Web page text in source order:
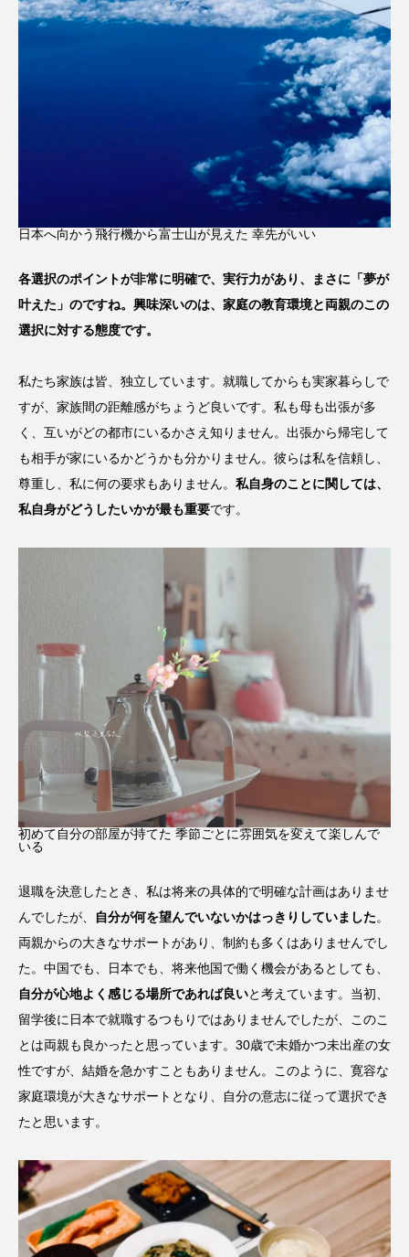
日本へ向かう飛行機から富士山が見えた 幸先がいい
各選択のポイントが非常に明確で、実行力があり、まさに「夢が
叶えた」のですね。興味深いのは、家庭の教育環境と両親のこの
選択に対する態度です。
私たち家族は皆、独立しています。就職してからも実家暮らしで
すが、家族間の距離感がちょうど良いです。私も母も出張が多
く、互いがどの都市にいるかさえ知りません。出張から帰宅して
も相手が家にいるかどうかも分かりません。彼らは私を信頼し、
尊重し、私に何の要求もありません。 私自身のことに関しては、
私自身がどうしたいかが最も重要です。
初めて自分の部屋が持てた 季節ごとに雰囲気を変えて楽しんで
いる
退職を決意したとき、私は将来の具体的で明確な計画はありませ
んでしたが、
自分が何を望んでいないかはっきりしていました。
両親からの大きなサポートがあり、制約も多くはありませんでし
た。中国でも、日本でも、将来他国で働く機会があるとしても、
自分が心地よく感じる場所であれば良いと考えています。当初、
留学後に日本で就職するつもりではありませんでしたが、このこ
とは両親も良かったと思っています。30歳で未婚かつ未出産の女
性ですが、結婚を急かすこともありません。このように、寛容な
家庭環境が大きなサポートとなり、自分の意志に従って選択でき
たと思います。